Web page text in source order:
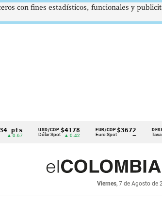
USD/COP
Dólar Spot
$4178
▲ 0.42
EUR/COP
Euro Spot
$3672
—
DESEMPLEO
Tasa Nacional
Viernes, 7 de Agosto de
con fines estadísticos, funcionales y